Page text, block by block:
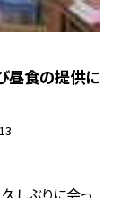
食の提供に